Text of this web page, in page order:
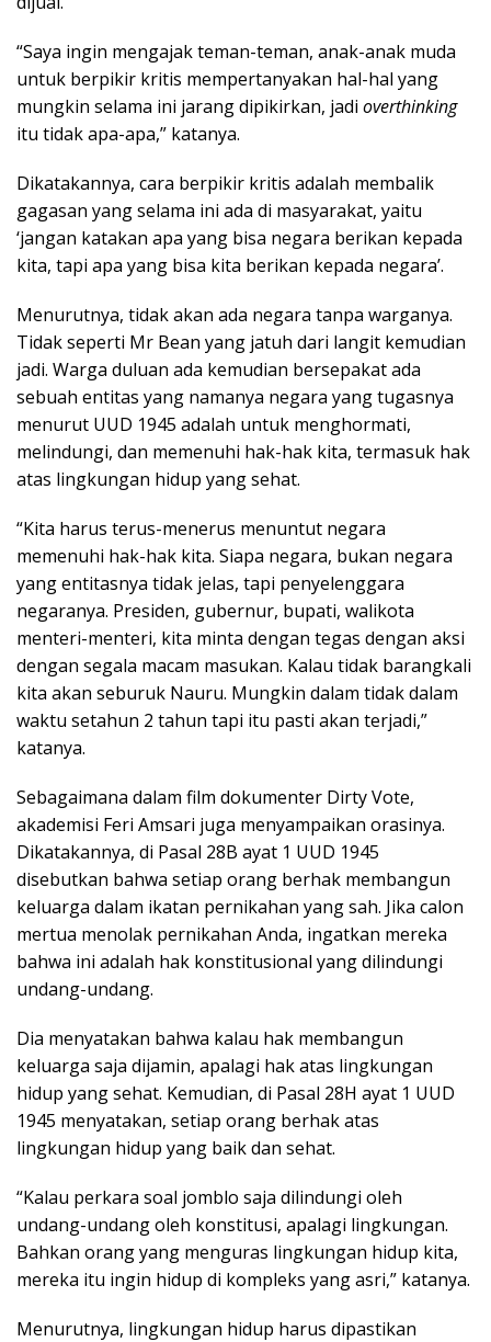
“Saya ingin mengajak teman-teman, anak-anak muda
untuk berpikir kritis mempertanyakan hal-hal yang
mungkin selama ini jarang dipikirkan, jadi overthinking
itu tidak apa-apa,” katanya.
Dikatakannya, cara berpikir kritis adalah membalik
gagasan yang selama ini ada di masyarakat, yaitu
‘jangan katakan apa yang bisa negara berikan kepada
kita, tapi apa yang bisa kita berikan kepada negara’.
Menurutnya, tidak akan ada negara tanpa warganya.
Tidak seperti Mr Bean yang jatuh dari langit kemudian
jadi. Warga duluan ada kemudian bersepakat ada
sebuah entitas yang namanya negara yang tugasnya
menurut UUD 1945 adalah untuk menghormati,
melindungi, dan memenuhi hak-hak kita, termasuk hak
atas lingkungan hidup yang sehat.
“Kita harus terus-menerus menuntut negara
memenuhi hak-hak kita. Siapa negara, bukan negara
yang entitasnya tidak jelas, tapi penyelenggara
negaranya. Presiden, gubernur, bupati, walikota
menteri-menteri, kita minta dengan tegas dengan aksi
dengan segala macam masukan. Kalau tidak barangkali
kita akan seburuk Nauru. Mungkin dalam tidak dalam
waktu setahun 2 tahun tapi itu pasti akan terjadi,”
katanya.
Sebagaimana dalam film dokumenter Dirty Vote,
akademisi Feri Amsari juga menyampaikan orasinya.
Dikatakannya, di Pasal 28B ayat 1 UUD 1945
disebutkan bahwa setiap orang berhak membangun
keluarga dalam ikatan pernikahan yang sah. Jika calon
mertua menolak pernikahan Anda, ingatkan mereka
bahwa ini adalah hak konstitusional yang dilindungi
undang-undang.
Dia menyatakan bahwa kalau hak membangun
keluarga saja dijamin, apalagi hak atas lingkungan
hidup yang sehat. Kemudian, di Pasal 28H ayat 1 UUD
1945 menyatakan, setiap orang berhak atas
lingkungan hidup yang baik dan sehat.
“Kalau perkara soal jomblo saja dilindungi oleh
undang-undang oleh konstitusi, apalagi lingkungan.
Bahkan orang yang menguras lingkungan hidup kita,
mereka itu ingin hidup di kompleks yang asri,” katanya.
Menurutnya, lingkungan hidup harus dipastikan